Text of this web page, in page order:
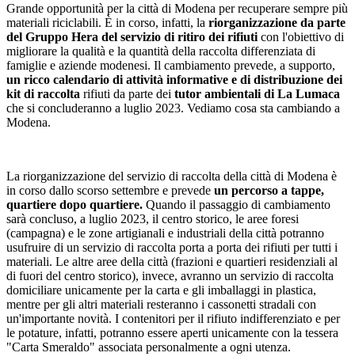
Grande opportunità per la città di Modena per recuperare sempre più
materiali riciclabili. È in corso, infatti, la riorganizzazione da parte
del Gruppo Hera del servizio di ritiro dei rifiuti con l'obiettivo di
migliorare la qualità e la quantità della raccolta differenziata di
famiglie e aziende modenesi. Il cambiamento prevede, a supporto,
un ricco calendario di attività informative e di distribuzione dei
kit di raccolta rifiuti da parte dei tutor ambientali di La Lumaca
che si concluderanno a luglio 2023. Vediamo cosa sta cambiando a
Modena.
La riorganizzazione del servizio di raccolta della città di Modena è
in corso dallo scorso settembre e prevede un percorso a tappe,
quartiere dopo quartiere. Quando il passaggio di cambiamento
sarà concluso, a luglio 2023, il centro storico, le aree foresi
(campagna) e le zone artigianali e industriali della città potranno
usufruire di un servizio di raccolta porta a porta dei rifiuti per tutti i
materiali. Le altre aree della città (frazioni e quartieri residenziali al
di fuori del centro storico), invece, avranno un servizio di raccolta
domiciliare unicamente per la carta e gli imballaggi in plastica,
mentre per gli altri materiali resteranno i cassonetti stradali con
un'importante novità. I contenitori per il rifiuto indifferenziato e per
le potature, infatti, potranno essere aperti unicamente con la tessera
"Carta Smeraldo" associata personalmente a ogni utenza.